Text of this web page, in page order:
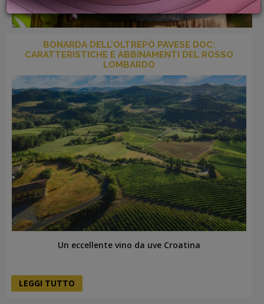
GIFT
CARD
BLOG
ACCEDI
BONARDA DELL’OLTREPÒ PAVESE DOC:
CARATTERISTICHE E ABBINAMENTI DEL ROSSO
LOMBARDO
Un eccellente vino da uve Croatina
LEGGI TUTTO